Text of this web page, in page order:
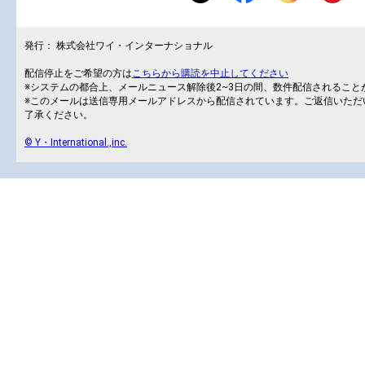
発行： 株式会社ワイ・インターナショナル
配信停止をご希望の方はこちらから購読を中止してください
※システムの都合上、メールニュース解除後2~3日の間、数件配信されること
※このメールは送信専用メールアドレスから配信されています。ご返信いた
了承ください。
© Y・International.,inc.